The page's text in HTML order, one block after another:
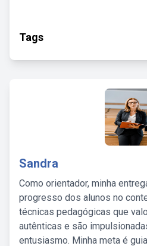
Tags
Sandra
Como orientador, minha
progresso dos alunos no
técnicas pedagógicas que
autênticas e são
entusiasmo. Minha meta é